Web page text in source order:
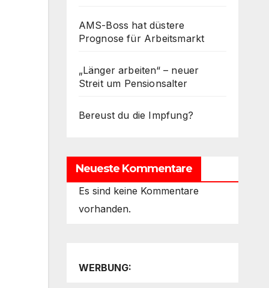
AMS-Boss hat düstere
Prognose für Arbeitsmarkt
„Länger arbeiten“ – neuer
Streit um Pensionsalter
Bereust du die Impfung?
Neueste Kommentare
Es sind keine Kommentare
vorhanden.
WERBUNG: